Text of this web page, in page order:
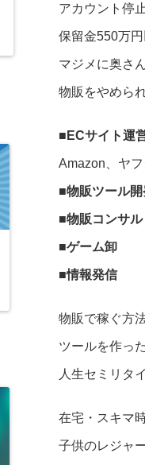
アカウント停
保留金550万円
マジメに奥さ
物販をやめら
■ECサイト運
Amazon、ヤ
■物販ツール開
■物販コンサル
■ゲーム卸
■情報発信
物販で稼ぐ方
ツールを作っ
人生セミリタ
在宅・スキマ
子供のレジャ